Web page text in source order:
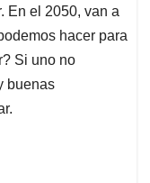
En el 2050, van a
hacer para
Si uno no
buenas